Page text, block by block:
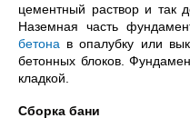
цементный раствор и так
Наземная часть
бетона в опалубку или
бетонных блоков.
кладкой.
Сборка бани